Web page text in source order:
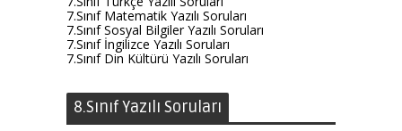
7.Sınıf Matematik Yazılı Soruları
7.Sınıf Sosyal Bilgiler Yazılı Soruları
7.Sınıf İngilizce Yazılı Soruları
7.Sınıf Din Kültürü Yazılı Soruları
8.Sınıf Yazılı Soruları